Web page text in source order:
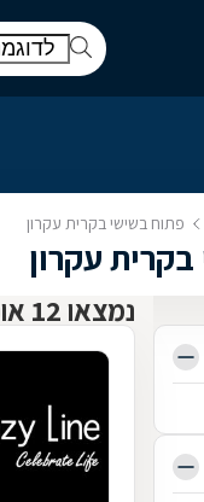
פתוח בשישי בקרית עקרון
עקרון
נמצאו 12 אופנת נשים